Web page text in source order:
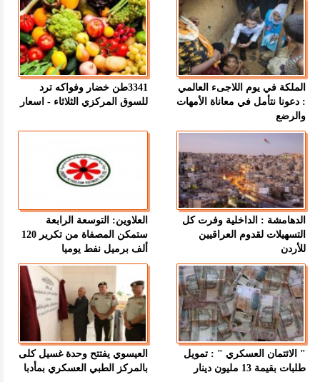
الملكة في يوم اللاجىء العالمي
: دعونا نتأمل في معاناة الأمهات
والرضع
3341طن خضار وفواكه ترد
للسوق المركزي الثلاثاء - اسعار
الدهامشة : الداخلية وفرت كل
التسهيلات لقدوم العراقيين
للأردن
العلاوين: التوسعة الرابعة
ستمكن المصفاة من تكرير 120
ألف برميل نفط يوميا
" الائتمان العسكري " : تمويل
طلبات بقيمة 13 مليون دينار
العيسوي يفتتح وحدة غسيل كلى
بالمركز الطبي العسكري بمأدبا